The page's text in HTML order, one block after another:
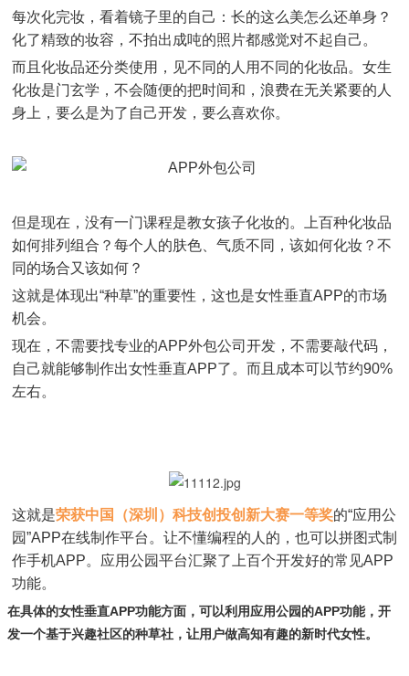
每次化完妆，看着镜子里的自己：长的这么美怎么还单身？
化了精致的妆容，不拍出成吨的照片都感觉对不起自己。
而且化妆品还分类使用，见不同的人用不同的化妆品。女生
化妆是门玄学，不会随便的把时间和，浪费在无关紧要的人
身上，要么是为了自己开发，要么喜欢你。
但是现在，没有一门课程是教女孩子化妆的。上百种化妆品
如何排列组合？每个人的肤色、气质不同，该如何化妆？不
同的场合又该如何？
这就是体现出“种草”的重要性，这也是女性垂直APP的市场
机会。
现在，不需要找专业的APP外包公司开发，不需要敲代码，
自己就能够制作出女性垂直APP了。而且成本可以节约90%
左右。
这就是荣获中国（深圳）科技创投创新大赛一等奖的“应用公
园”APP在线制作平台。让不懂编程的人的，也可以拼图式制
作手机APP。应用公园平台汇聚了上百个开发好的常见APP
功能。
在具体的女性垂直APP功能方面，可以利用应用公园的APP功能，开
发一个基于兴趣社区的种草社，让用户做高知有趣的新时代女性。